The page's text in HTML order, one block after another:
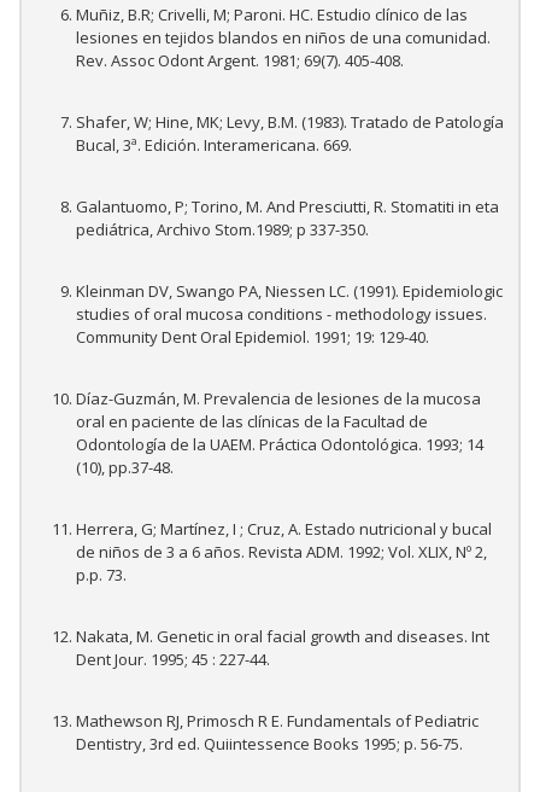
Muñiz, B.R; Crivelli, M; Paroni. HC. Estudio clínico de las
lesiones en tejidos blandos en niños de una comunidad.
Rev. Assoc Odont Argent. 1981; 69(7). 405-408.
Shafer, W; Hine, MK; Levy, B.M. (1983). Tratado de Patología
Bucal, 3ª. Edición. Interamericana. 669.
Galantuomo, P; Torino, M. And Presciutti, R. Stomatiti in eta
pediátrica, Archivo Stom.1989; p 337-350.
Kleinman DV, Swango PA, Niessen LC. (1991). Epidemiologic
studies of oral mucosa conditions - methodology issues.
Community Dent Oral Epidemiol. 1991; 19: 129-40.
Díaz-Guzmán, M. Prevalencia de lesiones de la mucosa
oral en paciente de las clínicas de la Facultad de
Odontología de la UAEM. Práctica Odontológica. 1993; 14
(10), pp.37-48.
Herrera, G; Martínez, I ; Cruz, A. Estado nutricional y bucal
de niños de 3 a 6 años. Revista ADM. 1992; Vol. XLIX, Nº 2,
p.p. 73.
Nakata, M. Genetic in oral facial growth and diseases. Int
Dent Jour. 1995; 45 : 227-44.
Mathewson RJ, Primosch R E. Fundamentals of Pediatric
Dentistry, 3rd ed. Quiintessence Books 1995; p. 56-75.